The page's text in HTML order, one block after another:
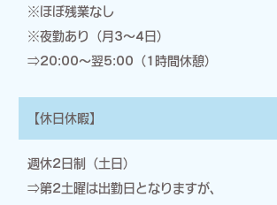
※ほぼ残業なし
※夜勤あり（月3～4日）
⇒20:00～翌5:00（1時間休憩）
【休日休暇】
週休2日制（土日）
⇒第2土曜は出勤日となりますが、